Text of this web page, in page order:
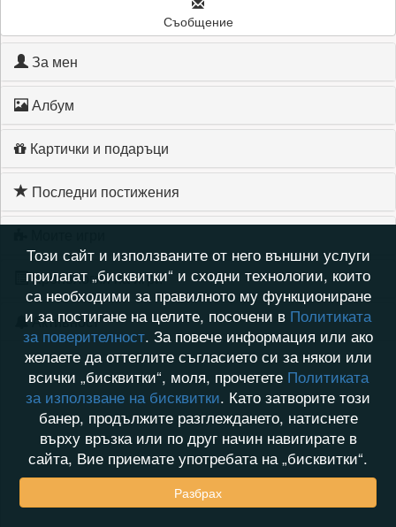
Съобщение
За мен
Албум
Картички и подаръци
Последни постижения
Хронология на игри
Активност
Този сайт и използваните от него външни услуги
прилагат „бисквитки“ и сходни технологии, които
са необходими за правилното му функциониране
и за постигане на целите, посочени в Политиката
за поверителност. За повече информация или ако
желаете да оттеглите съгласието си за някои или
всички „бисквитки“, моля, прочетете Политиката
за използване на бисквитки. Като затворите този
банер, продължите разглеждането, натиснете
върху връзка или по друг начин навигирате в
сайта, Вие приемате употребата на „бисквитки“.
Разбрах